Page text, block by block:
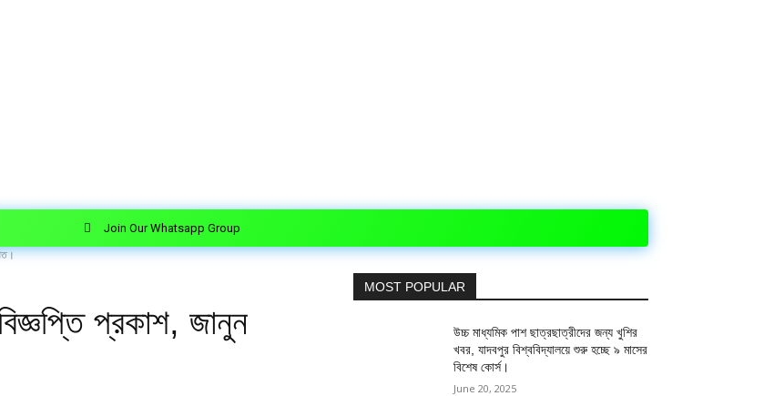
Join Our Whatsapp Group
প্রকাশ, জানুন
MOST POPULAR
উচ্চ মাধ্যমিক পাশ ছাত্রছাত্রীদের জন্য খুশির
খবর, যাদবপুর বিশ্ববিদ্যালয়ে শুরু হচ্ছে ৯ মাসের
বিশেষ কোর্স।
June 20, 2025